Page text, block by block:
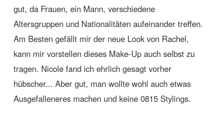
gut, da Frauen, ein Mann, verschiedene
Altersgruppen und Nationalitäten aufeinander treffen.
Am Besten gefällt mir der neue Look von Rachel,
kann mir vorstellen dieses Make-Up auch selbst zu
tragen. Nicole fand ich ehrlich gesagt vorher
hübscher... Aber gut, man wollte wohl auch etwas
Ausgefalleneres machen und keine 0815 Stylings.